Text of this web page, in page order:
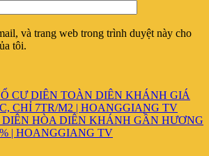
và trang web trong trình duyệt này cho
tôi.
CƯ DIÊN TOÀN DIÊN KHÁNH GIÁ
CHỈ 7TR/M2 | HOANGGIANG TV
HÒA DIÊN KHÁNH GẦN HƯƠNG
| HOANGGIANG TV